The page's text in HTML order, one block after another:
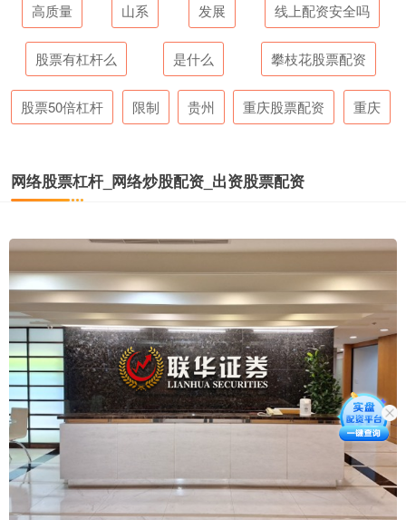
高质量 山系 发展 线上配资安全吗
股票有杠杆么 是什么 攀枝花股票配资
股票50倍杠杆 限制 贵州 重庆股票配资 重庆
网络股票杠杆_网络炒股配资_出资股票配资